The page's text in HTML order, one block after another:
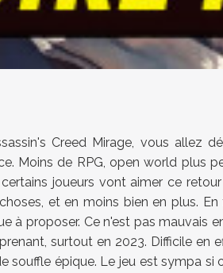
Creed Mirage, vous allez
Moins de RPG, open world plus
joueurs vont aimer ce
et en moins bien en plus. En
à proposer. Ce n'est pas
surtout en 2023. Difficile en
épique. Le jeu est sympa